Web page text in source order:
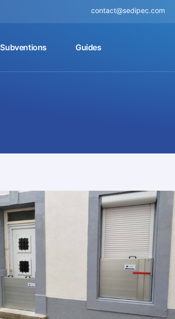
contact@sedipec.com
Subventions Guides